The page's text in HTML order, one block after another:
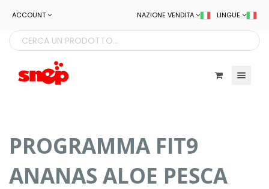
ACCOUNT LINGUE
NAZIONE VENDITA
PROGRAMMA FIT9
ANANAS ALOE PESCA